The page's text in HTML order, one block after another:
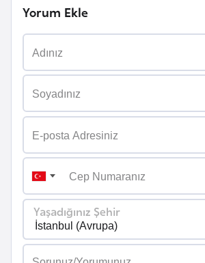
Yorum Ekle
Yaşadığınız Şehir
u
B
ç
k
n